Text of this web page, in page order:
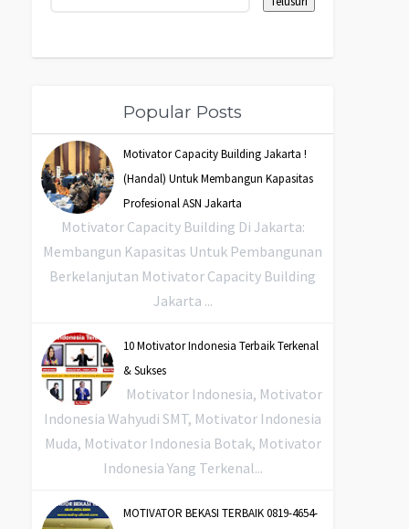
Popular Posts
Motivator Capacity Building Jakarta !
(Handal) Untuk Membangun Kapasitas
Profesional ASN Jakarta
Motivator Capacity Building Di Jakarta:
Membangun Kapasitas Untuk Pembangunan
Berkelanjutan Motivator Capacity Building
Jakarta ...
10 Motivator Indonesia Terbaik Terkenal
& Sukses
Motivator Indonesia, Motivator
Indonesia Wahyudi SMT, Motivator Indonesia
Muda, Motivator Indonesia Botak, Motivator
Indonesia Yang Terkenal...
MOTIVATOR BEKASI TERBAIK 0819-4654-